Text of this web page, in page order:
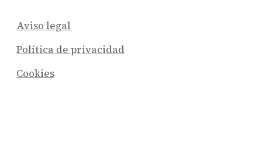
Aviso legal
Política de privacidad
Cookies